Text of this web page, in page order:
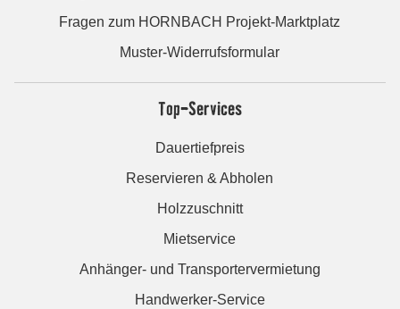
Fragen zum HORNBACH Projekt-Marktplatz
Muster-Widerrufsformular
Top-Services
Dauertiefpreis
Reservieren & Abholen
Holzzuschnitt
Mietservice
Anhänger- und Transportervermietung
Handwerker-Service